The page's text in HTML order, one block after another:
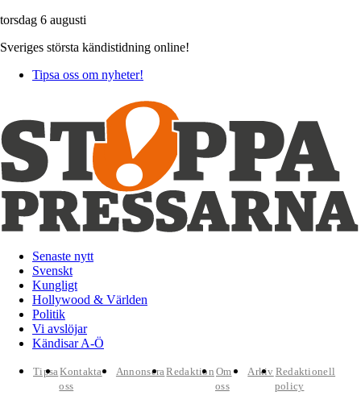
torsdag 6 augusti
Sveriges största kändistidning online!
Tipsa oss om nyheter!
Senaste nytt
Svenskt
Kungligt
Hollywood & Världen
Politik
Vi avslöjar
Kändisar A-Ö
TipsaKontakta
oss
AnnonseraRedaktion Om
oss
Arkiv Redaktionell
policy